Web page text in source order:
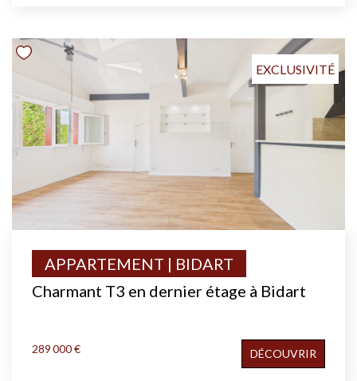
EXCLUSIVITÉ
Charmant T3 en dernier étage à Bidart
APPARTEMENT | BIDART
289 000 € DÉCOUVRIR